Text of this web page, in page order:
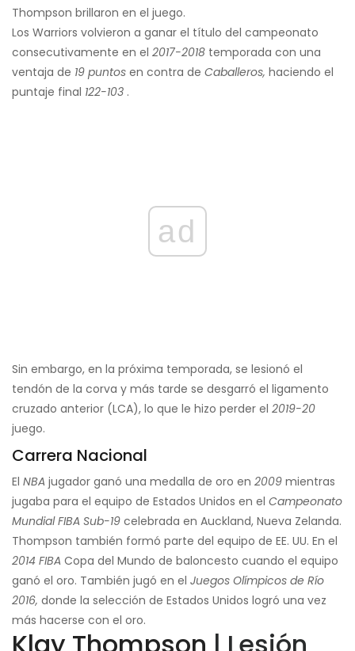
Thompson brillaron en el juego.
Los Warriors volvieron a ganar el título del campeonato
consecutivamente en el 2017-2018 temporada con una
ventaja de 19 puntos en contra de Caballeros, haciendo el
puntaje final 122-103 .
ad
Sin embargo, en la próxima temporada, se lesionó el
tendón de la corva y más tarde se desgarró el ligamento
cruzado anterior (LCA), lo que le hizo perder el 2019-20
juego.
Carrera Nacional
El NBA jugador ganó una medalla de oro en 2009 mientras
jugaba para el equipo de Estados Unidos en el Campeonato
Mundial FIBA ​​Sub-19 celebrada en Auckland, Nueva Zelanda.
Thompson también formó parte del equipo de EE. UU. En el
2014 FIBA Copa del Mundo de baloncesto cuando el equipo
ganó el oro. También jugó en el Juegos Olímpicos de Río
2016, donde la selección de Estados Unidos logró una vez
más hacerse con el oro.